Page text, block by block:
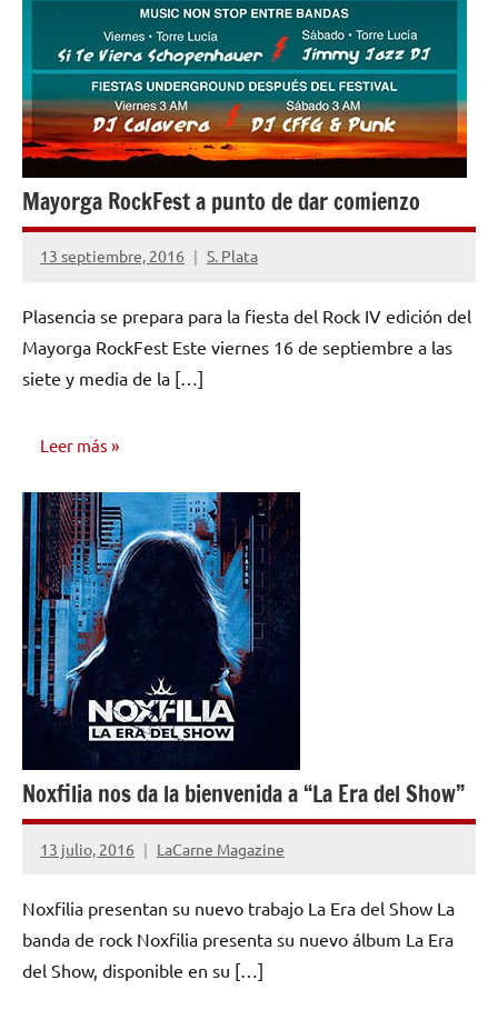
Mayorga RockFest a punto de dar comienzo
13 septiembre, 2016 S. Plata
No
comentarios
Plasencia se prepara para la fiesta del Rock IV edición del
Mayorga RockFest Este viernes 16 de septiembre a las
siete y media de la […]
Leer más
NOTICIAS
Noxfilia nos da la bienvenida a “La Era del Show”
13 julio, 2016 LaCarne Magazine
No
comentarios
Noxfilia presentan su nuevo trabajo La Era del Show La
banda de rock Noxfilia presenta su nuevo álbum La Era
del Show, disponible en su […]